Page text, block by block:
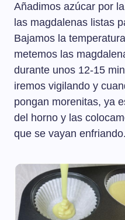
Añadimos azúcar por
las magdalenas listas
Bajamos la
metemos las
durante unos 12-15
iremos vigilando y
pongan morenitas, ya
del horno y las
que se vayan enfriando.